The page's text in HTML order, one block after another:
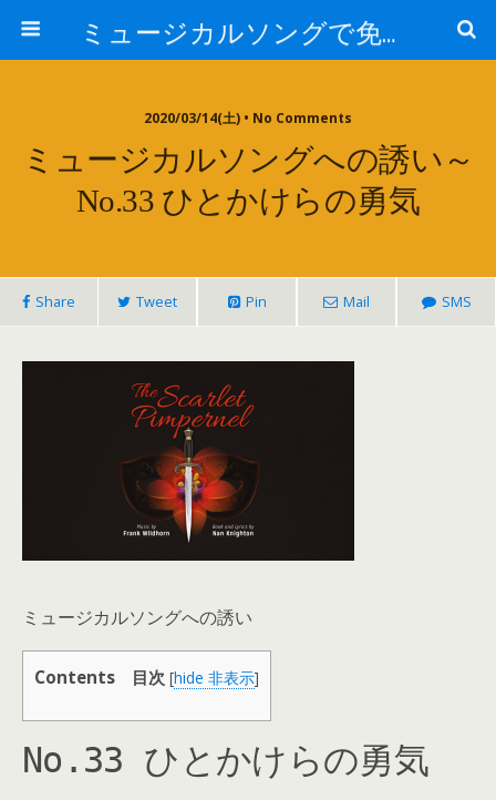
ミュージカルソングで免疫力を高める My Music and Spiritual Therapy
2020/03/14(土) • No Comments
ミュージカルソングへの誘い～
No.33 ひとかけらの勇気
Share Tweet Pin Mail SMS
ミュージカルソングへの誘い
Contents 目次 [hide 非表示]
No.33 ひとかけらの勇気